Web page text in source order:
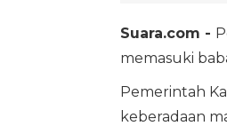
Suara.com -
memasuki
Pemerintah
keberadaan